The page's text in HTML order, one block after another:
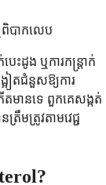
ពិបាកលេប
បេះដូង ឬការកន្ត្រាក់
ៀតជំនួសឱ្យការ
មានទេ ពួកគេសង្កត់
រឹមត្រូវតាមវេជ្ជ